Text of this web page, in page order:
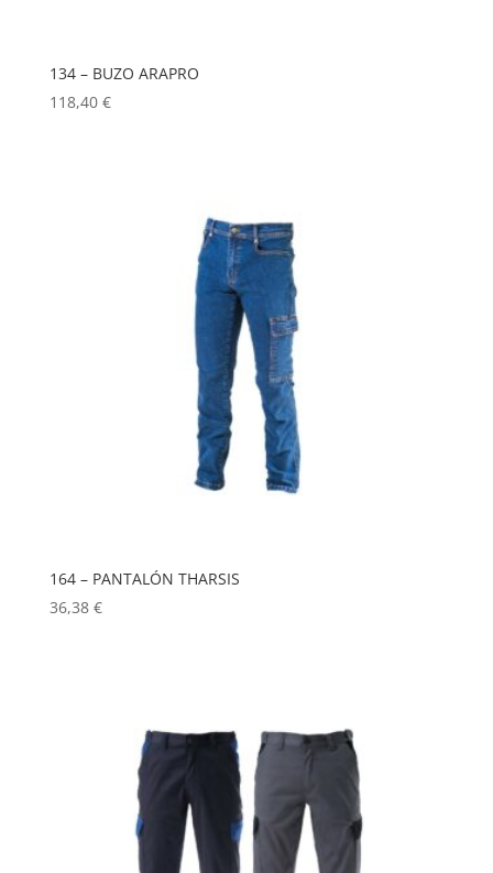
134 – BUZO ARAPRO
118,40 €
164 – PANTALÓN THARSIS
36,38 €